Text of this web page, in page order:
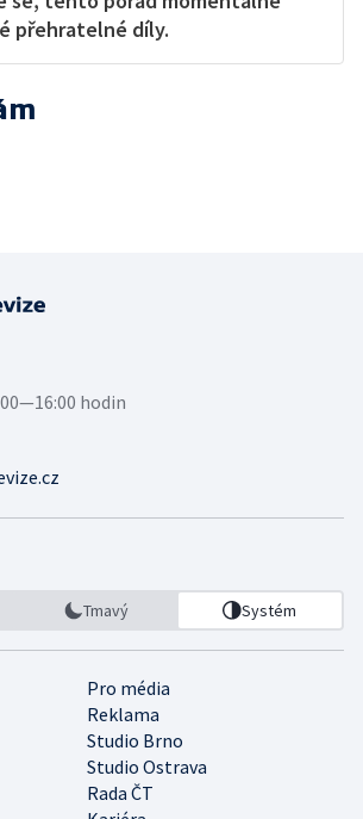
přehratelné díly.
hodin
Tmavý Systém
Pro média
Reklama
Studio Brno
Studio Ostrava
Rada ČT